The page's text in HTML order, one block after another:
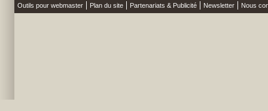
Outils pour webmaster Plan du site Partenariats & Publicité Newsletter Nous